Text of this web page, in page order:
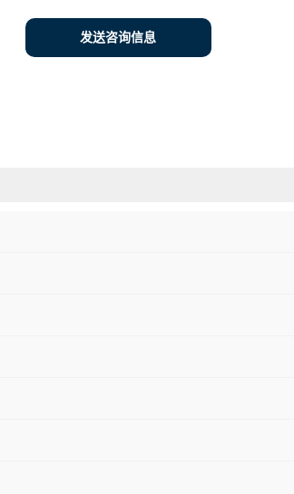
发送咨询信息